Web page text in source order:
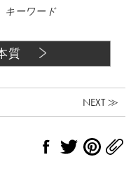
キーワード
質
NEXT ≫